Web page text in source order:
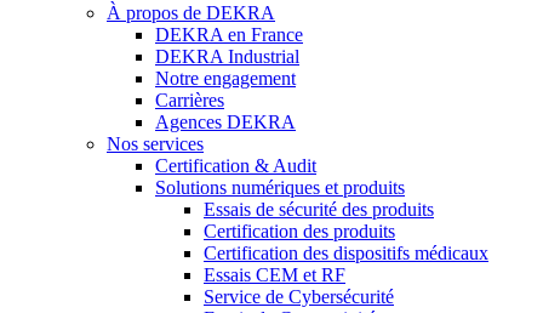
À propos de DEKRA
DEKRA en France
DEKRA Industrial
Notre engagement
Carrières
Agences DEKRA
Nos services
Certification & Audit
Solutions numériques et produits
Essais de sécurité des produits
Certification des produits
Certification des dispositifs médicaux
Essais CEM et RF
Service de Cybersécurité